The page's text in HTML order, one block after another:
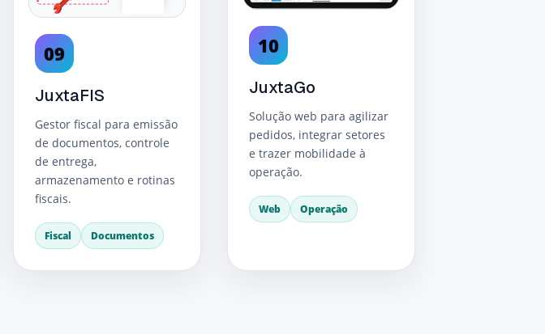
09
JuxtaFIS
Gestor fiscal para emissão
de documentos, controle
de entrega,
armazenamento e rotinas
fiscais.
Fiscal Documentos
10
JuxtaGo
Solução web para agilizar
pedidos, integrar setores
e trazer mobilidade à
operação.
Web Operação